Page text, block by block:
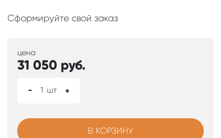
Сформируйте свой заказ
цена
31 050 руб.
- 1 шт +
В КОРЗИНУ